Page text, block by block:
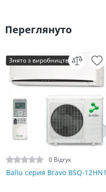
Переглянуто
Знято з виробництва
0 Відгук
Ballu серия Bravo BSQ-12HN1